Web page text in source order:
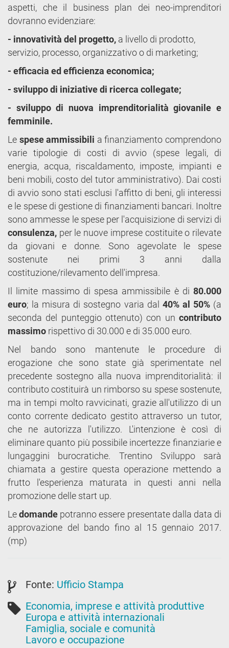
aspetti, che il business plan dei neo-imprenditori
dovranno evidenziare:
- innovatività del progetto, a livello di prodotto,
servizio, processo, organizzativo o di marketing;
- efficacia ed efficienza economica;
- sviluppo di iniziative di ricerca collegate;
- sviluppo di nuova imprenditorialità giovanile e
femminile.
Le spese ammissibili a finanziamento comprendono
varie tipologie di costi di avvio (spese legali, di
energia, acqua, riscaldamento, imposte, impianti e
beni mobili, costo del tutor amministrativo). Dai costi
di avvio sono stati esclusi l'affitto di beni, gli interessi
e le spese di gestione di finanziamenti bancari. Inoltre
sono ammesse le spese per l'acquisizione di servizi di
consulenza, per le nuove imprese costituite o rilevate
da giovani e donne. Sono agevolate le spese
sostenute nei primi 3 anni dalla
costituzione/rilevamento dell'impresa.
Il limite massimo di spesa ammissibile è di 80.000
euro; la misura di sostegno varia dal 40% al 50% (a
seconda del punteggio ottenuto) con un contributo
massimo rispettivo di 30.000 e di 35.000 euro.
Nel bando sono mantenute le procedure di
erogazione che sono state già sperimentate nel
precedente sostegno alla nuova imprenditorialità: il
contributo costituirà un rimborso su spese sostenute,
ma in tempi molto ravvicinati, grazie all'utilizzo di un
conto corrente dedicato gestito attraverso un tutor,
che ne autorizza l'utilizzo. L'intenzione è così di
eliminare quanto più possibile incertezze finanziarie e
lungaggini burocratiche. Trentino Sviluppo sarà
chiamata a gestire questa operazione mettendo a
frutto l'esperienza maturata in questi anni nella
promozione delle start up.
Ledomande potranno essere presentate dalla data di
approvazione del bando fino al 15 gennaio 2017.
(mp)
Fonte: Ufficio Stampa
Economia, imprese e attività produttive
Europa e attività internazionali
Famiglia, sociale e comunità
Lavoro e occupazione